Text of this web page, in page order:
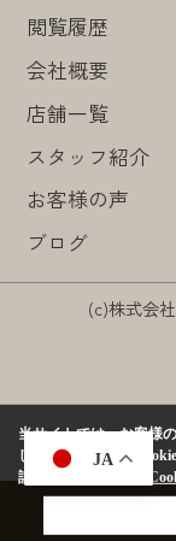
JA
閲覧履歴
会社概要
店舗一覧
スタッフ紹介
お客様の声
ブログ
(c)株式会
当サイトでは、お客様
して、クッキー（
詳しくは、当社の
「